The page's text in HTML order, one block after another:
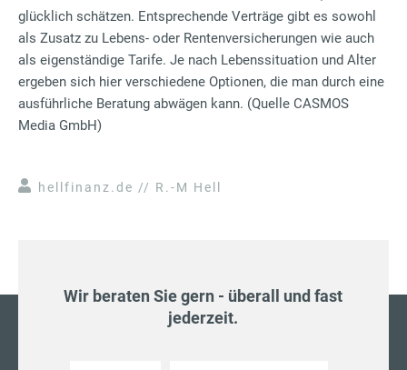
glücklich schätzen. Entsprechende Verträge gibt es sowohl
als Zusatz zu Lebens- oder Rentenversicherungen wie auch
als eigenständige Tarife. Je nach Lebenssituation und Alter
ergeben sich hier verschiedene Optionen, die man durch eine
ausführliche Beratung abwägen kann. (Quelle CASMOS
Media GmbH)
hellfinanz.de // R.-M Hell
Wir beraten Sie gern - überall und fast
jederzeit.